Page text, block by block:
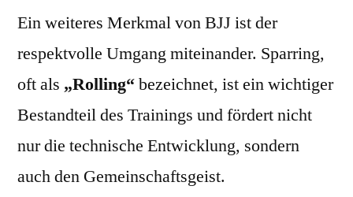
Ein weiteres Merkmal von BJJ ist der
respektvolle Umgang miteinander. Sparring,
oft als „Rolling“bezeichnet, ist ein wichtiger
Bestandteil des Trainings und fördert nicht
nur die technische Entwicklung, sondern
auch den Gemeinschaftsgeist.